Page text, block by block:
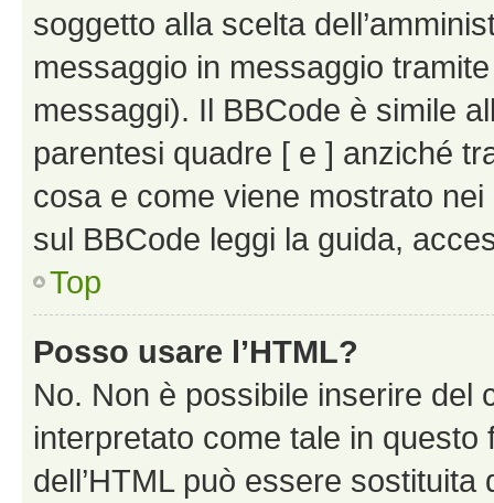
soggetto alla scelta
messaggio in messaggio
messaggi). Il BBCode è simile
parentesi quadre [ e ] anziché
cosa e come viene mostrato
sul BBCode leggi la guida,
Top
Posso usare l’HTML?
No. Non è possibile inserire del
interpretato come tale in
dell’HTML può essere sostituita